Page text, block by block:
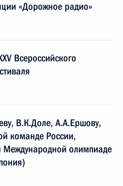
«Дорожное радио»
Всероссийского
В.К.Доле, А.А.Ершову,
команде России,
Международной олимпиаде